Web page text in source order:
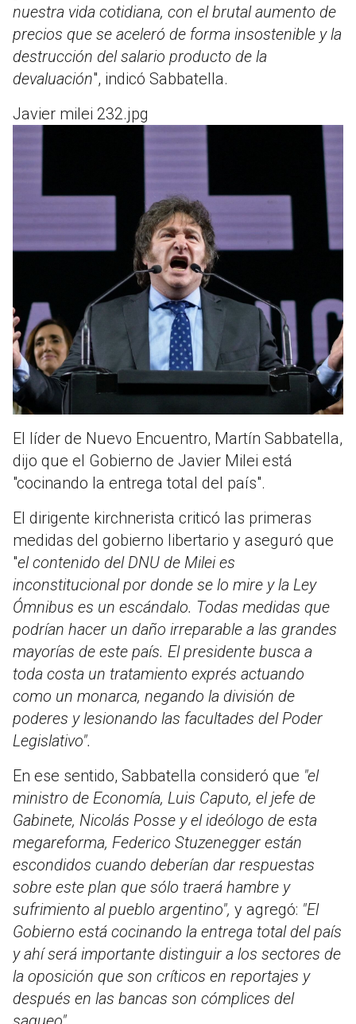
nuestra vida cotidiana, con el brutal aumento de
precios que se aceleró de forma insostenible y la
destrucción del salario producto de la
devaluación", indicó Sabbatella.
Javier milei 232.jpg
El líder de Nuevo Encuentro, Martín Sabbatella,
dijo que el Gobierno de Javier Milei está
"cocinando la entrega total del país".
El dirigente kirchnerista criticó las primeras
medidas del gobierno libertario y aseguró que
"el contenido del DNU de Milei es
inconstitucional por donde se lo mire y la Ley
Ómnibus es un escándalo. Todas medidas que
podrían hacer un daño irreparable a las grandes
mayorías de este país. El presidente busca a
toda costa un tratamiento exprés actuando
como un monarca, negando la división de
poderes y lesionando las facultades del Poder
Legislativo".
En ese sentido, Sabbatella consideró que "el
ministro de Economía, Luis Caputo, el jefe de
Gabinete, Nicolás Posse y el ideólogo de esta
megareforma, Federico Stuzenegger están
escondidos cuando deberían dar respuestas
sobre este plan que sólo traerá hambre y
sufrimiento al pueblo argentino", y agregó: "El
Gobierno está cocinando la entrega total del país
y ahí será importante distinguir a los sectores de
la oposición que son críticos en reportajes y
después en las bancas son cómplices del